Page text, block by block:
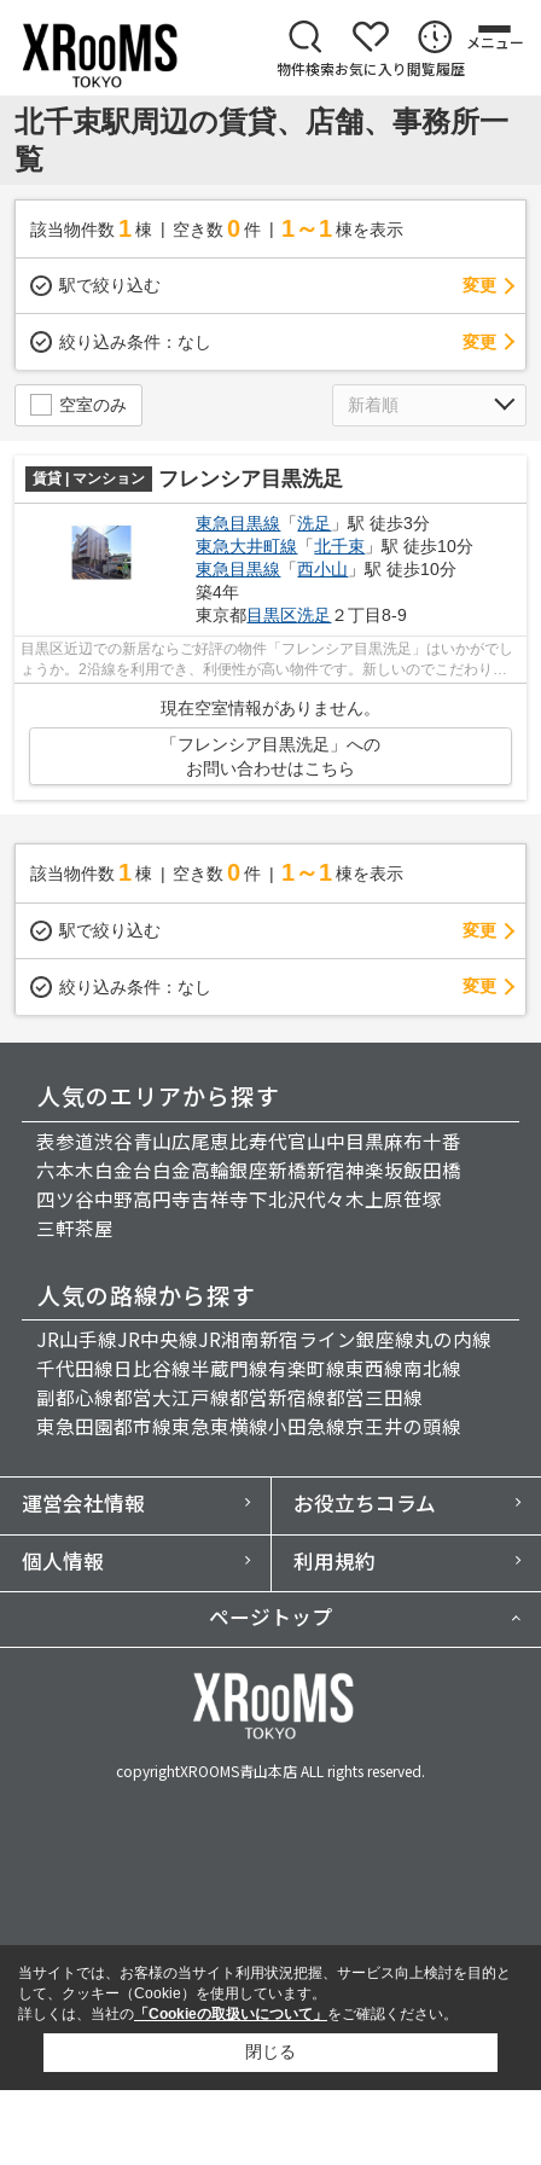
物件検索お気に入り閲覧履歴
メニュー
北千束駅周辺の賃貸、店舗、事務所一
覧
該当物件数 1棟 空き数 0 件 1～1 棟を表示
駅で絞り込む 変更
絞り込み条件： なし 変更
空室のみ
賃貸 | マンション フレンシア目黒洗足
東急目黒線 「洗足 」駅 徒歩3分
東急大井町線 「北千束 」駅 徒歩10分
東急目黒線 「西小山 」駅 徒歩10分
築4年
東京都目黒区洗足 ２丁目8-9
目黒区近辺での新居ならご好評の物件「フレンシア目黒洗足」はいかがでし
ょうか。2沿線を利用でき、利便性が高い物件です。新しいのでこだわりの
多い方にもおすすめの築浅物件です。徒...
現在空室情報がありません。
「フレンシア目黒洗足」への
お問い合わせはこちら
該当物件数 1棟 空き数 0 件 1～1 棟を表示
駅で絞り込む 変更
絞り込み条件： なし 変更
人気のエリアから探す
表参道渋谷青山広尾恵比寿代官山中目黒麻布十番
六本木白金台白金高輪銀座新橋新宿神楽坂飯田橋
四ツ谷中野高円寺吉祥寺下北沢代々木上原笹塚
三軒茶屋
人気の路線から探す
JR山手線JR中央線JR湘南新宿ライン銀座線丸の内線
千代田線日比谷線半蔵門線有楽町線東西線南北線
副都心線都営大江戸線都営新宿線都営三田線
東急田園都市線東急東横線小田急線京王井の頭線
運営会社情報
お役立ちコラム
個人情報
利用規約
ページトップ
copyrightXROOMS青山本店 ALL rights reserved.
当サイトでは、お客様の当サイト利用状況把握、サービス向上検討を目的と
して、クッキー（Cookie）を使用しています。
詳しくは、当社の 「Cookieの取扱いについて」 をご確認ください。
閉じる